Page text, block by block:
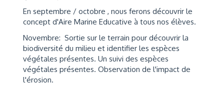
En septembre / octobre , nous ferons découvrir le
concept d'Aire Marine Educative à tous nos élèves.
Novembre: Sortie sur le terrain pour découvrir la
biodiversité du milieu et identifier les espèces
végétales présentes. Un suivi des espèces
végétales présentes. Observation de l'impact de
l'érosion.